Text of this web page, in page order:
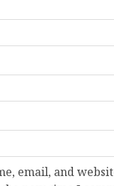
email, and